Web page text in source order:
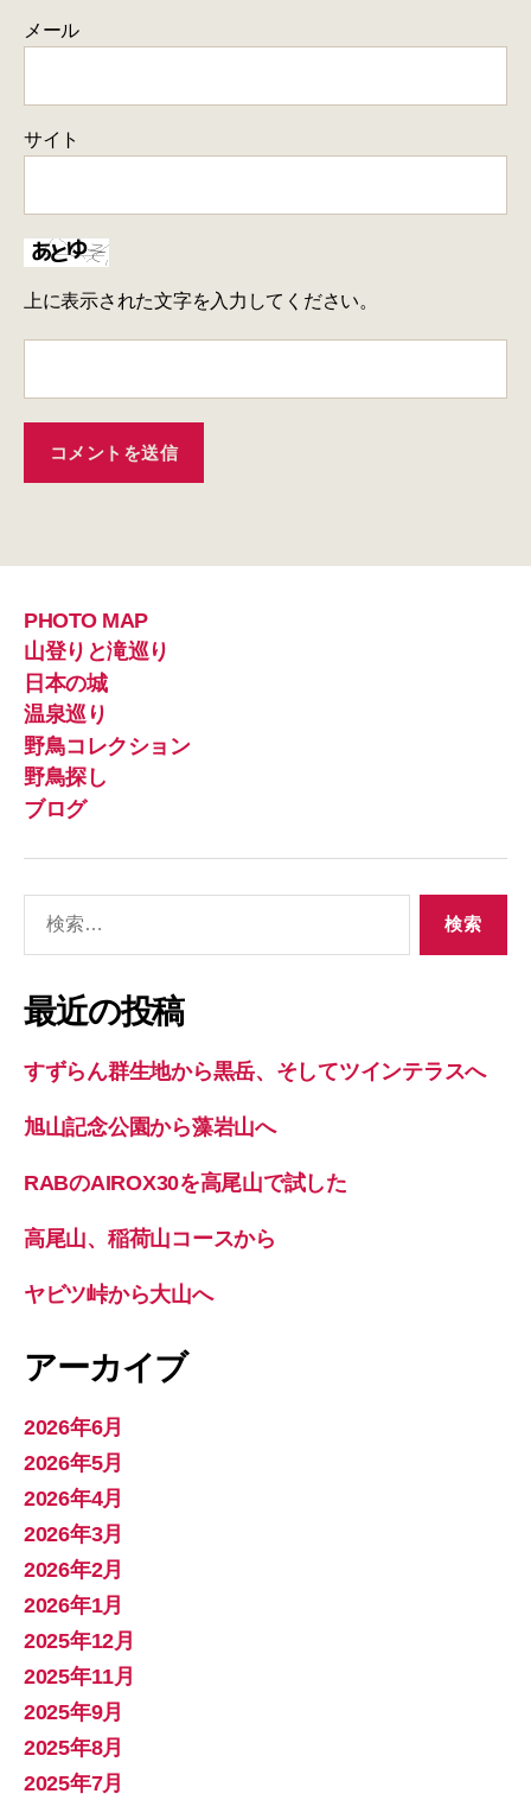
メール
サイト
上に表示された文字を入力してください。
PHOTO MAP
山登りと滝巡り
日本の城
温泉巡り
野鳥コレクション
野鳥探し
ブログ
象:
最近の投稿
すずらん群生地から黒岳、そしてツインテラスへ
旭山記念公園から藻岩山へ
RABのAIROX30を高尾山で試した
高尾山、稲荷山コースから
ヤビツ峠から大山へ
アーカイブ
2026年6月
2026年5月
2026年4月
2026年3月
2026年2月
2026年1月
2025年12月
2025年11月
2025年9月
2025年8月
2025年7月